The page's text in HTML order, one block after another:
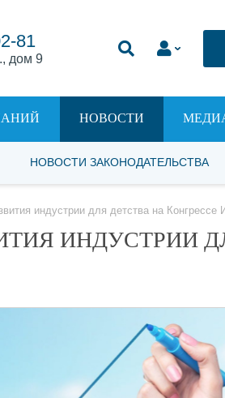
81
дом 9
НОВОСТИ
НОВОСТИ ЗАКОНОДАТЕЛЬСТВА
индустрии для детства на Конгрессе
ИНДУСТРИИ